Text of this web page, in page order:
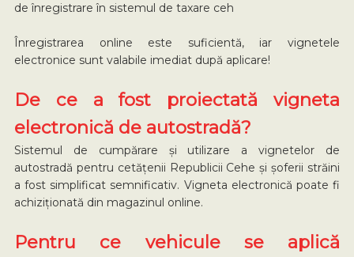
de înregistrare în sistemul de taxare ceh
Înregistrarea online este suficientă, iar vignetele
electronice sunt valabile imediat după aplicare!
De ce a fost proiectată vigneta
electronică de autostradă?
Sistemul de cumpărare și utilizare a vignetelor de
autostradă pentru cetățenii Republicii Cehe și șoferii străini
a fost simplificat semnificativ. Vigneta electronică poate fi
achiziționată din magazinul online.
Pentru ce vehicule se aplică